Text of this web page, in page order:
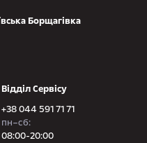
Борщагівка
Відділ Сервісу
+38 044 591 71 71
пн–сб:
08:00-20:00